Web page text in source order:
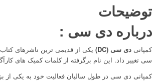
توضیحات
درباره دی سی :
کمپانی دی سی (DC) یکی از قدیمی ترین ناشرهای کتاب ها و مجلات
سی تغییر داد. این نام برگرفته از کلمات کمیک های
کمپانی دی سی در طول سالیان فعالیت خود به یکی از